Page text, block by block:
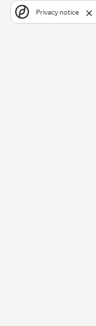
Privacy notice